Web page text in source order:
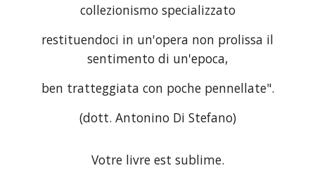
collezionismo specializzato
restituendoci in un'opera non prolissa il
sentimento di un'epoca,
ben tratteggiata con poche pennellate".
(dott. Antonino Di Stefano)
Votre livre est sublime.